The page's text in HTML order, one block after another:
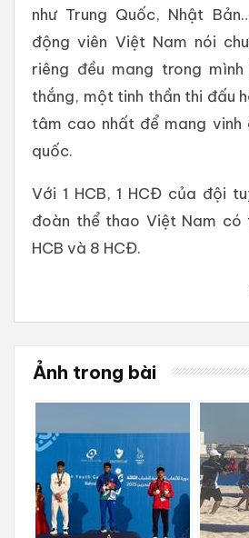
như Trung Quốc, Nhật
động viên Việt Nam nói
riêng đều mang trong
thắng, một tinh thần thi đấu
tâm cao nhất để mang vinh
quốc.
Với 1 HCB, 1 HCĐ của đội
đoàn thể thao Việt Nam có
HCB và 8 HCĐ.
Ảnh trong bài